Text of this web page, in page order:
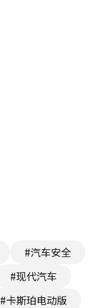
#汽车安全
#现代汽车
#卡斯珀电动版